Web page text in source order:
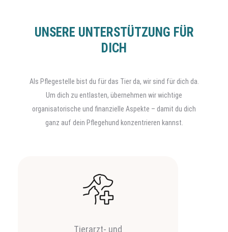
UNSERE UNTERSTÜTZUNG FÜR
DICH
Als Pflegestelle bist du für das Tier da, wir sind für dich da.
Um dich zu entlasten, übernehmen wir wichtige
organisatorische und finanzielle Aspekte – damit du dich
ganz auf dein Pflegehund konzentrieren kannst.
Tierarzt- und